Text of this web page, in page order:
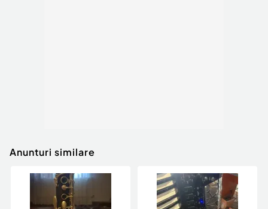
Anunturi similare